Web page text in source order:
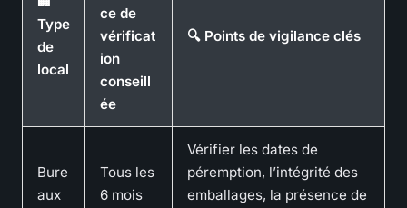
Type
de
local
ce de
vérificat
ion
conseill
ée
🔍 Points de vigilance clés
Bure
aux
Tous les
6 mois
Vérifier les dates de
péremption, l’intégrité des
emballages, la présence de